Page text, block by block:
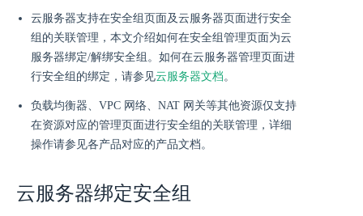
云服务器支持在安全组页面及云服务器页面进行安全
组的关联管理，本文介绍如何在安全组管理页面为云
服务器绑定/解绑安全组。如何在云服务器管理页面进
行安全组的绑定，请参见云服务器文档。
负载均衡器、VPC 网络、NAT 网关等其他资源仅支持
在资源对应的管理页面进行安全组的关联管理，详细
操作请参见各产品对应的产品文档。
云服务器绑定安全组